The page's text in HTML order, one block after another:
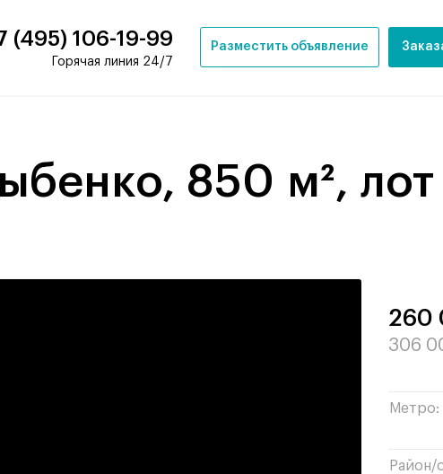
(495) 106-19-99
Горячая линия 24/7
Разместить объявление
850 м², лот
260
306
Метро:
Район/